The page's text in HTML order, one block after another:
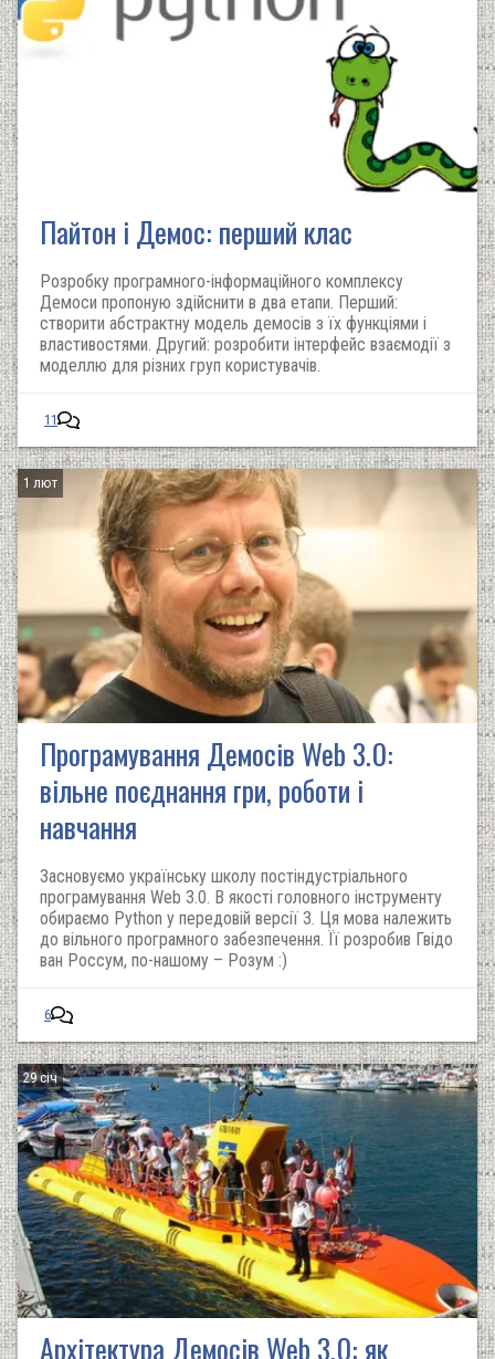
Пайтон і Демос: перший клас
Розробку програмного-інформаційного комплексу
Демоси пропоную здійснити в два етапи. Перший:
створити абстрактну модель демосів з їх функціями і
властивостями. Другий: розробити інтерфейс взаємодії з
моделлю для різних груп користувачів.
11
1 лют
Програмування Демосів Web 3.0:
вільне поєднання гри, роботи і
навчання
Засновуємо українську школу постіндустріального
програмування Web 3.0. В якості головного інструменту
обираємо Python у передовій версії 3. Ця мова належить
до вільного програмного забезпечення. Її розробив Гвідо
ван Россум, по-нашому – Розум :)
6
29 січ
Архітектура Демосів Web 3.0: як